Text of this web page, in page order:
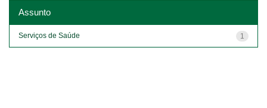
Assunto
1
Serviços de Saúde